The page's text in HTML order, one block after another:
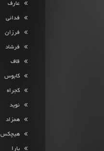
عارف
فدائی
فرزان
فرشاد
قاف
کابوس
کجراه
نوید
همزاد
هیچکس
یارا